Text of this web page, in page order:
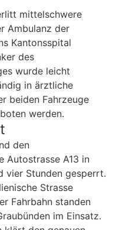
mittelschwere
Ambulanz der
Kantonsspital
des
wurde leicht
in ärztliche
beiden Fahrzeuge
werden.
den
Autostrasse A13 in
vier Stunden gesperrt.
Strasse
Fahrbahn standen
im Einsatz.